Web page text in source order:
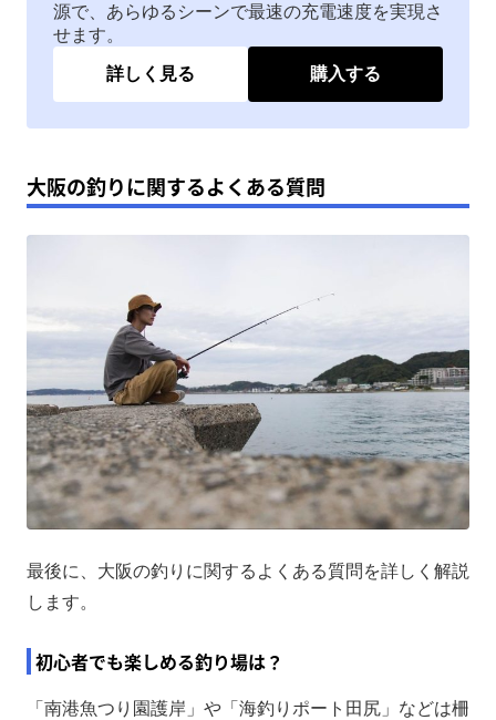
源で、あらゆるシーンで最速の充電速度を実現さ
せます。
詳しく見る 購入する
大阪の釣りに関するよくある質問
最後に、大阪の釣りに関するよくある質問を詳しく解説
します。
初心者でも楽しめる釣り場は？
「南港魚つり園護岸」や「海釣りポート田尻」などは柵